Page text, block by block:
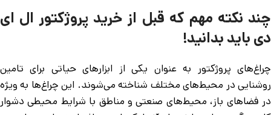
چند نکته مهم که قبل از خرید پروژکتور ال ای
دی باید بدانید!
چراغ‌های پروژکتور به عنوان یکی از ابزارهای حیاتی برای تامین
روشنایی در محیط‌های مختلف شناخته می‌شوند. این چراغ‌ها به ویژه
در فضاهای باز، محیط‌های صنعتی و مناطق با شرایط محیطی دشوار